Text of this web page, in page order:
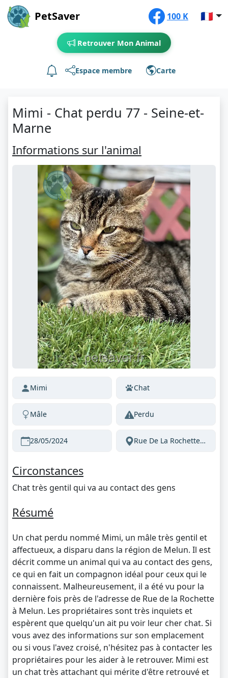
PetSaver 100 K 🇫🇷
Retrouver Mon Animal
Espace membre Carte
Mimi - Chat perdu 77 - Seine-et-
Marne
Informations sur l'animal
Mimi Chat
Mâle Perdu
28/05/2024 Rue De La Rochette Melun 77000 France
Circonstances
Chat très gentil qui va au contact des gens
Résumé
Un chat perdu nommé Mimi, un mâle très gentil et
affectueux, a disparu dans la région de Melun. Il est
décrit comme un animal qui va au contact des gens,
ce qui en fait un compagnon idéal pour ceux qui le
connaissent. Malheureusement, il a été vu pour la
dernière fois près de l'adresse de Rue de la Rochette
à Melun. Les propriétaires sont très inquiets et
espèrent que quelqu'un ait pu voir leur cher chat. Si
vous avez des informations sur son emplacement
ou si vous l'avez croisé, n'hésitez pas à contacter les
propriétaires pour les aider à le retrouver. Mimi est
un chat très attachant qui mérite d'être retrouvé et